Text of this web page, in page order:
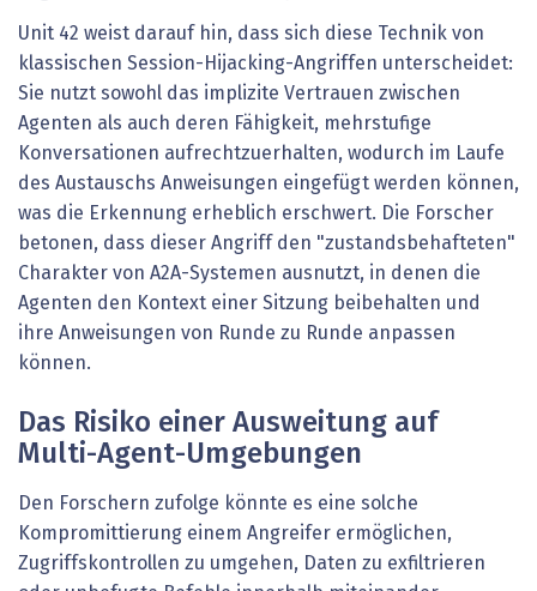
Unit 42 weist darauf hin, dass sich diese Technik von
klassischen Session-Hijacking-Angriffen unterscheidet:
Sie nutzt sowohl das implizite Vertrauen zwischen
Agenten als auch deren Fähigkeit, mehrstufige
Konversationen aufrechtzuerhalten, wodurch im Laufe
des Austauschs Anweisungen eingefügt werden können,
was die Erkennung erheblich erschwert. Die Forscher
betonen, dass dieser Angriff den "zustandsbehafteten"
Charakter von A2A-Systemen ausnutzt, in denen die
Agenten den Kontext einer Sitzung beibehalten und
ihre Anweisungen von Runde zu Runde anpassen
können.
Das Risiko einer Ausweitung auf
Multi-Agent-Umgebungen
Den Forschern zufolge könnte es eine solche
Kompromittierung einem Angreifer ermöglichen,
Zugriffskontrollen zu umgehen, Daten zu exfiltrieren